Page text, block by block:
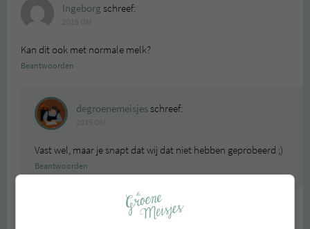
Ingeborg schreef:
Kan dit ook met normale melk?
Beantwoorden
degroenemeisjesschreef:
Vast wel, maar je snapt dat wij dat niet hebben geprobeerd ;)
Beantwoorden